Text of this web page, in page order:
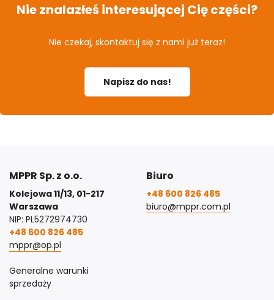
Nie znalazłeś interesującej Cię części?
Nie czekaj, skontaktuj się z nami już teraz!
Napisz do nas!
MPPR Sp. z o.o.
Kolejowa 11/13, 01-217
Warszawa
NIP: PL5272974730
+48 600 826 485
mppr@op.pl
Generalne warunki
sprzedaży
Biuro
+48 600 826 485
biuro@mppr.com.pl